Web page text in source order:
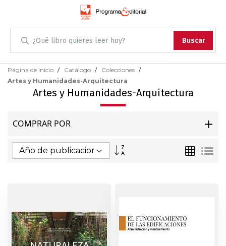
Buscar
Administración
Antropología
Arqueología
Ciencias
Ciencia política
Skip
Content
Página de inicio Catálogo
Colecciones
Artes y Humanidades-Arquitectura
Artes y Humanidades-Arquitectura
COMPRAR POR
Dirección
Parrilla